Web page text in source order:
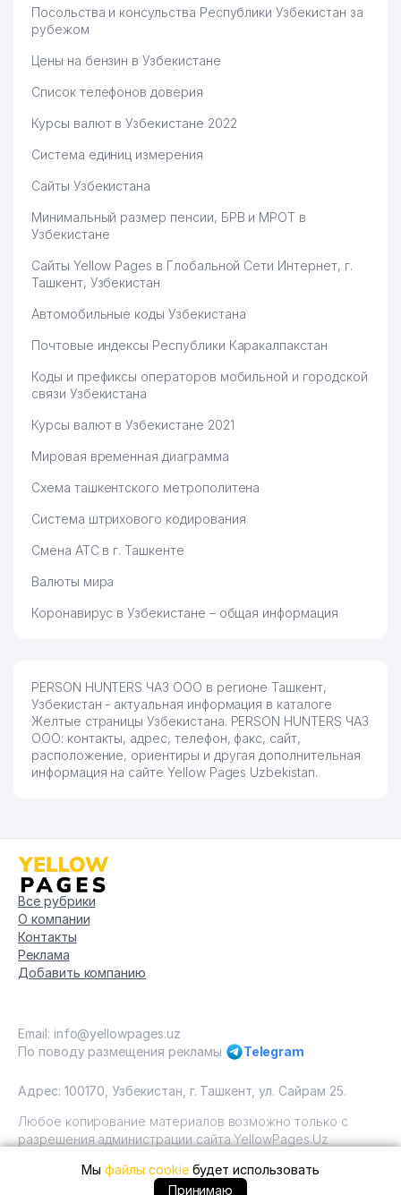
Посольства и консульства Республики Узбекистан за
рубежом
Цены на бензин в Узбекистане
Список телефонов доверия
Курсы валют в Узбекистане 2022
Система единиц измерения
Сайты Узбекистана
Минимальный размер пенсии, БРВ и МРОТ в
Узбекистане
Сайты Yellow Pages в Глобальной Сети Интернет, г.
Ташкент, Узбекистан
Автомобильные коды Узбекистана
Почтовые индексы Республики Каракалпакстан
Коды и префиксы операторов мобильной и городской
связи Узбекистана
Курсы валют в Узбекистане 2021
Мировая временная диаграмма
Схема ташкентского метрополитена
Система штрихового кодирования
Смена АТС в г. Ташкенте
Валюты мира
Коронавирус в Узбекистане – общая информация
PERSON HUNTERS ЧАЗ ООО в регионе Ташкент,
Узбекистан - актуальная информация в каталоге
Желтые страницы Узбекистана. PERSON HUNTERS ЧАЗ
ООО: контакты, адрес, телефон, факс, сайт,
расположение, ориентиры и другая дополнительная
информация на сайте Yellow Pages Uzbekistan.
+99890 ... позвонить
Все рубрики
О компании
Контакты
Реклама
Добавить компанию
Email: info@yellowpages.uz
По поводу размещения рекламы
Telegram
Адрес: 100170, Узбекистан, г. Ташкент, ул. Сайрам 25.
Любое копирование материалов возможно только с
разрешения администрации сайта YellowPages.Uz
Copyright © Yellow Pages Uzbekistan, 2009 - 2026 / ООО
"Yellow Pages". Все права защищены All rights reserved.
Мыфайлы cookieбудет использовать
Принимаю